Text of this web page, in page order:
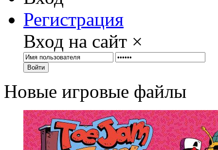
Регистрация
Вход на сайт ×
Войти
Новые игровые файлы